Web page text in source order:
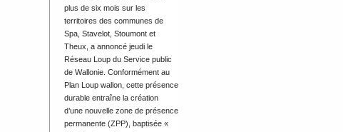
plus de six mois sur les
territoires des communes de
Spa, Stavelot, Stoumont et
Theux, a annoncé jeudi le
Réseau Loup du Service public
de Wallonie. Conformément au
Plan Loup wallon, cette présence
durable entraîne la création
d’une nouvelle zone de présence
permanente (ZPP), baptisée «